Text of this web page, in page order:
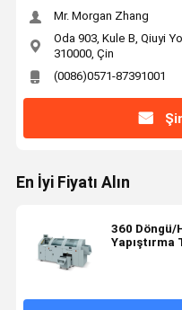
Mr. Morgan Zhang
Oda 903, Kule B, Qiuyi
310000, Çin
(0086)0571-87391001
En İyi Fiyatı Alın
360 Döngü/
Yapıştırma